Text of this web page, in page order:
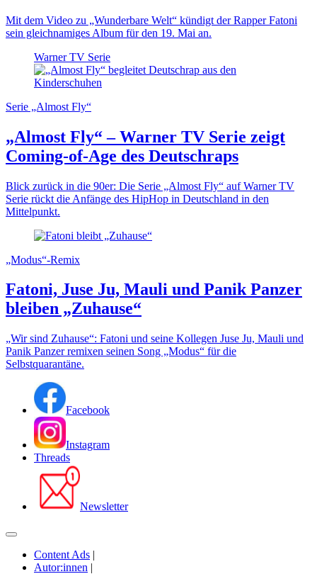
Mit dem Video zu „Wunderbare Welt“ kündigt der Rapper Fatoni
sein gleichnamiges Album für den 19. Mai an.
Warner TV Serie
Serie „Almost Fly“
„Almost Fly“ – Warner TV Serie zeigt
Coming-of-Age des Deutschraps
Blick zurück in die 90er: Die Serie „Almost Fly“ auf Warner TV
Serie rückt die Anfänge des HipHop in Deutschland in den
Mittelpunkt.
„Modus“-Remix
Fatoni, Juse Ju, Mauli und Panik Panzer
bleiben „Zuhause“
„Wir sind Zuhause“: Fatoni und seine Kollegen Juse Ju, Mauli und
Panik Panzer remixen seinen Song „Modus“ für die
Selbstquarantäne.
Facebook
Instagram
Threads
Newsletter
Content Ads |
Autor:innen |